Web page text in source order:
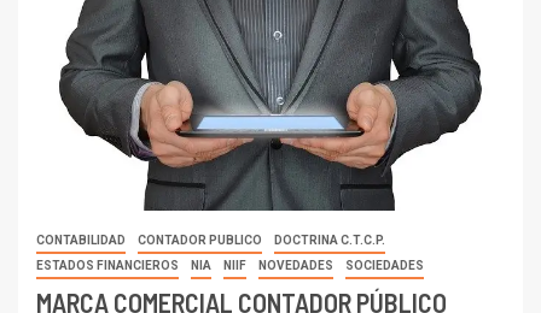
CONTABILIDAD CONTADOR PUBLICO
DOCTRINA C.T.C.P.
ESTADOS FINANCIEROS
NIA NIIF NOVEDADES SOCIEDADES
MARCA COMERCIAL CONTADOR PÚBLICO